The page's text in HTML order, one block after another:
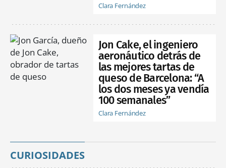
Clara Fernández
Jon Cake, el ingeniero
aeronáutico detrás de
las mejores tartas de
queso de Barcelona: “A
los dos meses ya vendía
100 semanales”
Clara Fernández
CURIOSIDADES